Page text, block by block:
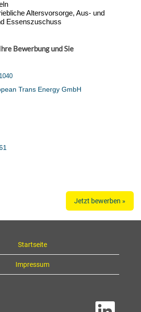
Altersvorsorge, Aus- und
Essenszuschuss
Bewerbung und Sie
Trans Energy GmbH
Jetzt bewerben »
Startseite
Impressum
W